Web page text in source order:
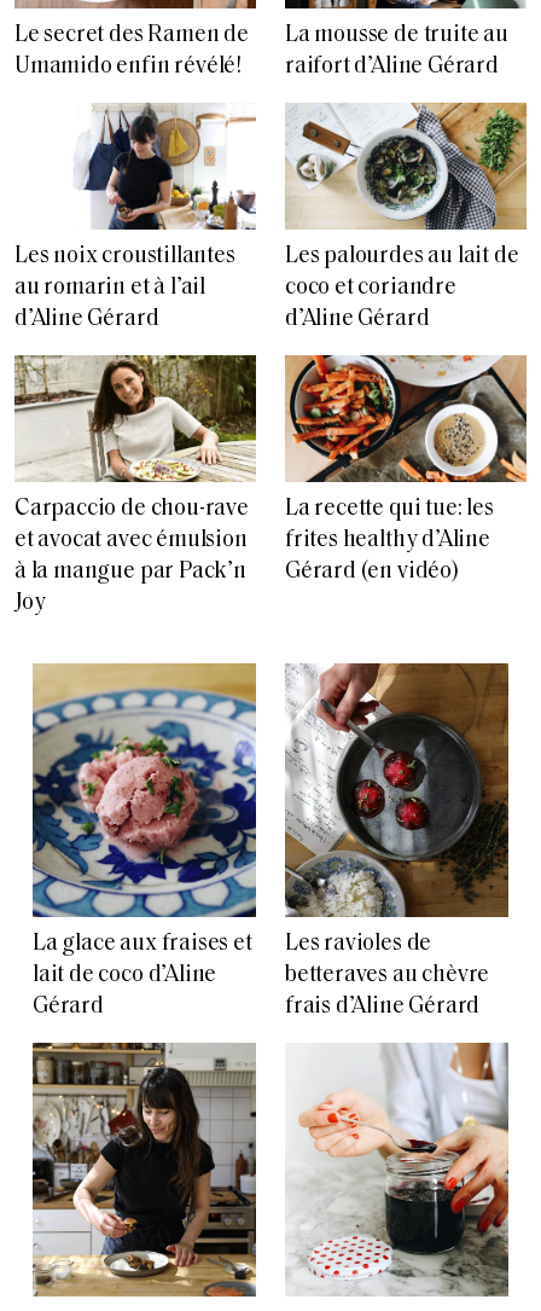
Le secret des Ramen de
Umamido enfin révélé!
La mousse de truite au
raifort d’Aline Gérard
Les noix croustillantes
au romarin et à l’ail
d’Aline Gérard
Les palourdes au lait de
coco et coriandre
d’Aline Gérard
Carpaccio de chou-rave
et avocat avec émulsion
à la mangue par Pack’n
Joy
La recette qui tue: les
frites healthy d’Aline
Gérard (en vidéo)
La glace aux fraises et
lait de coco d’Aline
Gérard
Les ravioles de
betteraves au chèvre
frais d’Aline Gérard